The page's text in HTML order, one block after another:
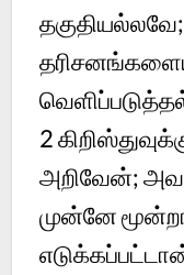
2
அறிவேன்;
முன்னே